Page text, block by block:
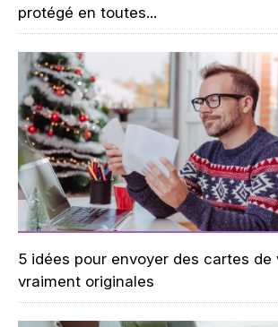
protégé en toutes...
5 idées pour envoyer des cartes
vraiment originales